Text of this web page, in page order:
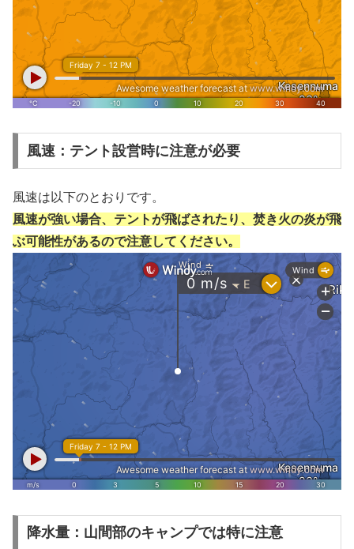
風速：テント設営時に注意が必要
風速は以下のとおりです。
風速が強い場合、テントが飛ばされたり、焚き火の炎が飛
ぶ可能性があるので注意してください。
降水量：山間部のキャンプでは特に注意